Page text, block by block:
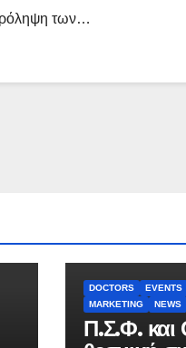
των…
DOCTORS EVENTS
MARKETING
NEWS
Π.Σ.Φ.